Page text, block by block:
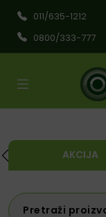
011/635-1212
0800/333-777
AKCIJA